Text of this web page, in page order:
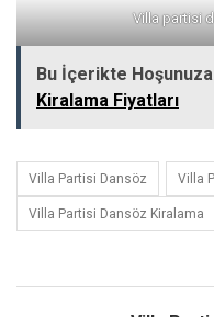
Villa partisi
Bu İçerikte
Kiralama Fiyatları
Villa Partisi Dansöz Villa
Villa Partisi Dansöz Kiralama